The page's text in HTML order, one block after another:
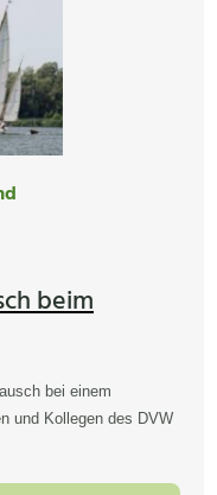
beim
bei einem
und Kollegen des DVW